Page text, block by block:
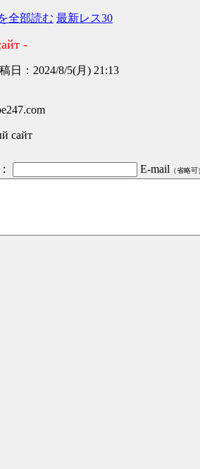
全部読む 最新レス30
-
日：2024/8/5(月) 21:13
сайт
E-mail （省略可